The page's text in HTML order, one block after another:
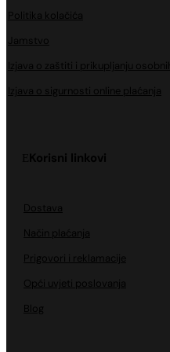
Politika kolačića
Jamstvo
Izjava o zaštiti i prikupljanju
Izjava o sigurnosti online plaćanja
Korisni linkovi
Dostava
Način plaćanja
Prigovori i reklamacije
Opći uvjeti poslovanja
Blog